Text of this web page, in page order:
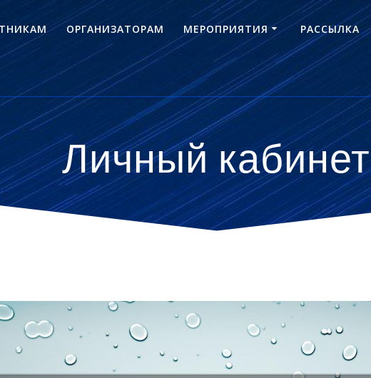
ОРГАНИЗАТОРАМ МЕРОПРИЯТИЯ РАССЫЛКА
Личный кабинет